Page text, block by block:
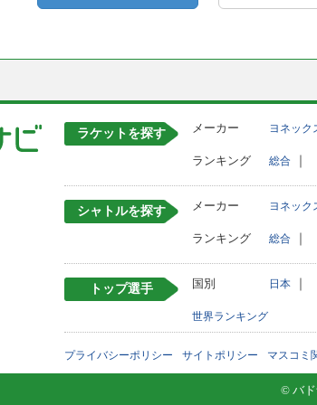
ラケットを探す メーカー ヨネック
ランキング 総合 ｜
シャトルを探す メーカー ヨネック
ランキング 総合 ｜
トップ選手 国別 日本 ｜
世界ランキング
プライバシーポリシー サイトポリシー マスコミ
© バド